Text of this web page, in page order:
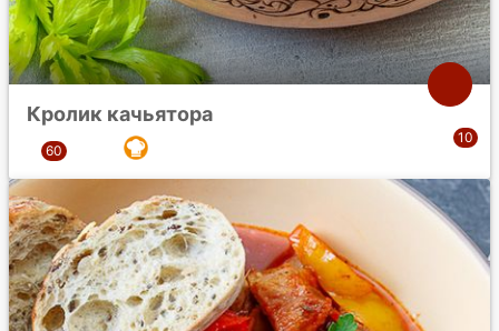
Кролик качьятора